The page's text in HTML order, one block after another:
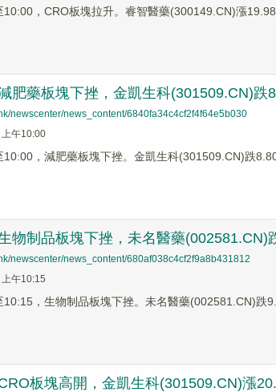
10:00，CRO板塊拉升。睿智醫藥(300149.CN)漲
肥藥板塊下挫，金凱生科(301509.CN)跌
newscenter/news_content/6840fa34c4cf2f4f64e5b030
午10:00
10:00，減肥藥板塊下挫。金凱生科(301509.CN)跌
物制品板塊下挫，未名醫藥(002581.CN)
newscenter/news_content/680af038c4cf2f9a8b431812
午10:15
10:15，生物制品板塊下挫。未名醫藥(002581.CN)
板塊高開，金凱生科(301509.CN)漲